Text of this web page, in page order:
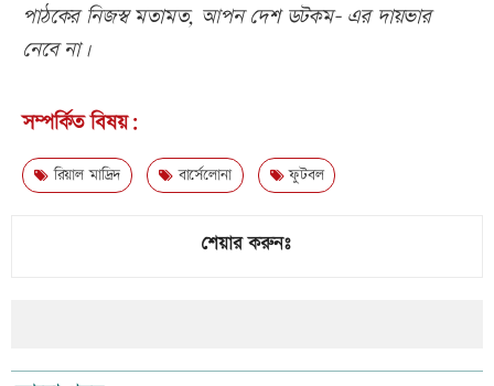
পাঠকের নিজস্ব মতামত, আপন দেশ ডটকম- এর দায়ভার
নেবে না।
সম্পর্কিত বিষয়:
রিয়াল মাদ্রিদ বার্সেলোনা ফুটবল
শেয়ার করুনঃ